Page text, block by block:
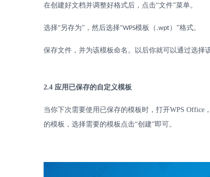
在创建好文档并调整好格式后，点击“文件”菜单。
选择“另存为”，然后选择“WPS模板（ .wpt）”格式。
保存文件，并为该模板命名。以后你就可以通过选择
2.4 应用已保存的自定义模板
当你下次需要使用已保存的模板时，打开WPS Office
的模板，选择需要的模板点击“创建”即可。